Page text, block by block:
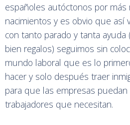
españoles autóctonos por
nacimientos y es obvio que así
con tanto parado y tanta
bien regalos) seguimos sin
mundo laboral que es lo
hacer y solo después traer
para que las empresas
trabajadores que necesitan.